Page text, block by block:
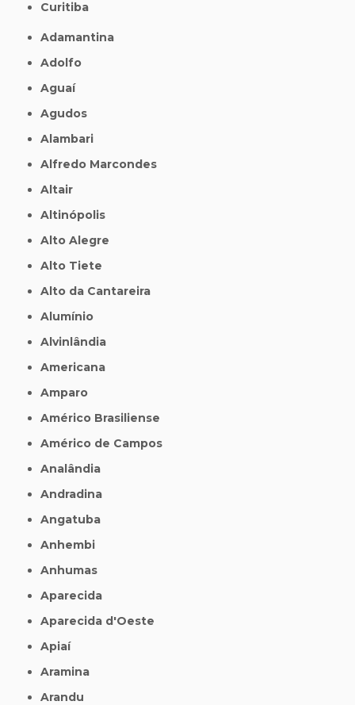
Curitiba
Adamantina
Adolfo
Aguaí
Agudos
Alambari
Alfredo Marcondes
Altair
Altinópolis
Alto Alegre
Alto Tiete
Alto da Cantareira
Alumínio
Alvinlândia
Americana
Amparo
Américo Brasiliense
Américo de Campos
Analândia
Andradina
Angatuba
Anhembi
Anhumas
Aparecida
Aparecida d'Oeste
Apiaí
Aramina
Arandu